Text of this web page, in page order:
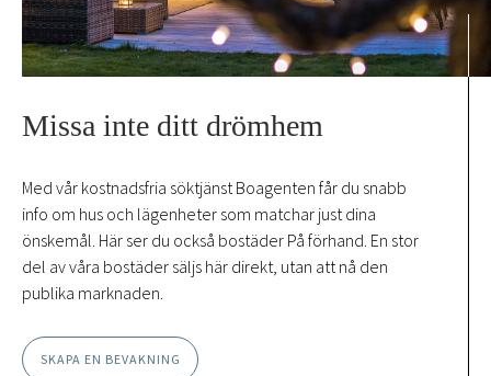
Missa inte ditt drömhem
Med vår kostnadsfria söktjänst Boagenten får du snabb
info om hus och lägenheter som matchar just dina
önskemål. Här ser du också bostäder På förhand. En stor
del av våra bostäder säljs här direkt, utan att nå den
publika marknaden.
SKAPA EN BEVAKNING